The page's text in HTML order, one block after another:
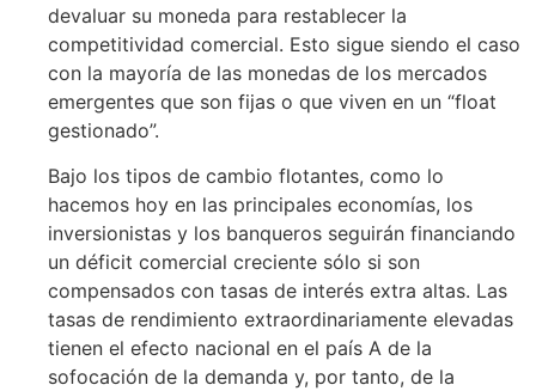
devaluar su moneda para restablecer la
competitividad comercial. Esto sigue siendo el caso
con la mayoría de las monedas de los mercados
emergentes que son fijas o que viven en un “float
gestionado”.
Bajo los tipos de cambio flotantes, como lo
hacemos hoy en las principales economías, los
inversionistas y los banqueros seguirán financiando
un déficit comercial creciente sólo si son
compensados con tasas de interés extra altas. Las
tasas de rendimiento extraordinariamente elevadas
tienen el efecto nacional en el país A de la
sofocación de la demanda y, por tanto, de la